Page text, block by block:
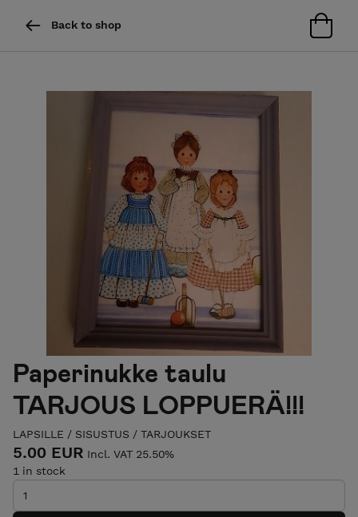
Back to shop
Paperinukke taulu
TARJOUS LOPPUERÄ!!!
LAPSILLE / SISUSTUS / TARJOUKSET
5.00 EUR Incl. VAT 25.50%
1 in stock